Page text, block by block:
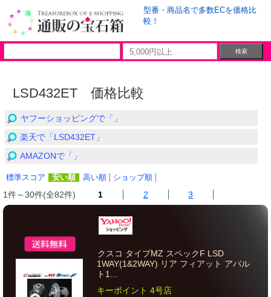
型番・商品名で多数ECを価格比
較！
LSD432ET 価格比較
ヤフーショッピングで「」
楽天で「LSD432ET」
AMAZONで「」
標準スコア 安い順 高い順 ショップ順
1件～30件(全82件) 1 2 3
クスコ タイプMZ スペックF LSD
1WAY(1&2WAY) リア フィアット アバル
ト1...
キーポイント 4号店